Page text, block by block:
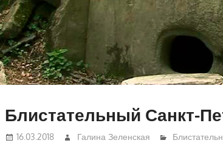
Блистательный Санкт-
16.03.2018 Галина Зеленская